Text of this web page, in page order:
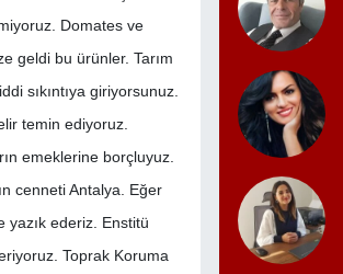
Domates ve
geldi bu ürünler. Tarım
sıkıntıya giriyorsunuz.
temin ediyoruz.
emeklerine borçluyuz.
cenneti Antalya. Eğer
yazık ederiz. Enstitü
Toprak Koruma